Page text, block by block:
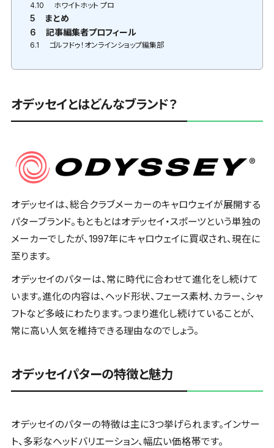
4.10
ホワイトホット プロ
5
まとめ
6
記事編集者プロフィール
6.1 ゴルフドゥ！オンラインショップ編集部
オデッセイとはどんなブランド？
オデッセイは、総合クラブメーカーのキャロウェイが展開する
パターブランド。もともとはオデッセイ・スポーツという単独の
メーカーでしたが、1997年にキャロウェイに買収され、現在に
至ります。
オデッセイのパターは、常に時代に合わせて進化をし続けて
います。進化の内容は、ヘッド形状、フェース素材、カラー、シャ
フトなど多岐にわたります。つまり進化し続けていることが、
常に高い人気を維持できる理由なのでしょう。
オデッセイパターの特徴と魅力
オデッセイのパターの特徴は主に3つ挙げられます。インサー
ト、多彩なヘッドバリエーション、幅広い価格帯です。